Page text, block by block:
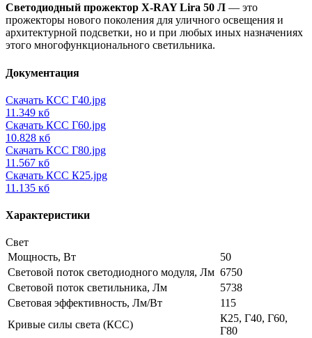
Светодиодный прожектор X-RAY Lira 50 Л — это
прожекторы нового поколения для уличного освещения и
архитектурной подсветки, но и при любых иных назначениях
этого многофункционального светильника.
Документация
Скачать КСС Г40.jpg
11.349 кб
Скачать КСС Г60.jpg
10.828 кб
Скачать КСС Г80.jpg
11.567 кб
Скачать КСС К25.jpg
11.135 кб
Характеристики
Свет
Мощность, Вт
50
Световой поток светодиодного модуля, Лм 6750
Световой поток светильника, Лм
5738
Световая эффективность, Лм/Вт
115
Кривые силы света (КСС)
К25, Г40, Г60,
Г80